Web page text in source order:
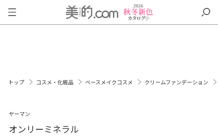
トップ コスメ・化粧品 ベースメイクコスメ クリームファンデーション
ヤーマン
オンリーミネラル